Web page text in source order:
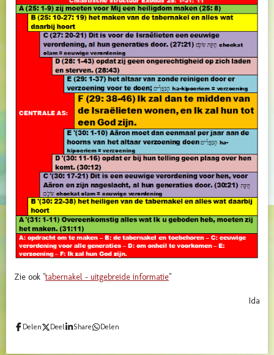
Zie ook "tabernakel - uitgebreide informatie"
Ida
Delen Deel Share Delen